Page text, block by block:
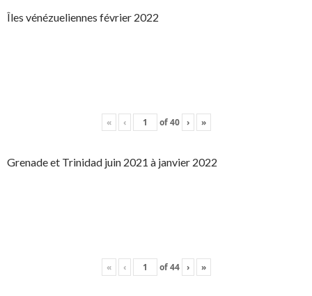
Îles vénézueliennes février 2022
« ‹ of40 › »
Grenade et Trinidad juin 2021 à janvier 2022
« ‹ of44 › »